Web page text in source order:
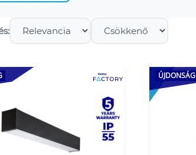
ÚJDONSÁG